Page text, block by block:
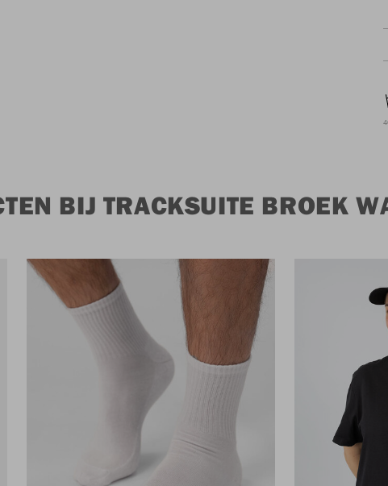
BIJ TRACKSUITE BROEK